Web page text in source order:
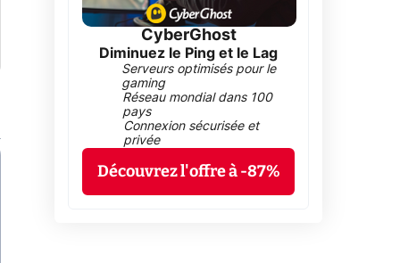
CyberGhost
Diminuez le Ping et le Lag
Serveurs optimisés pour le
gaming
Réseau mondial dans 100
pays
Connexion sécurisée et
privée
Découvrez l'offre à -87%